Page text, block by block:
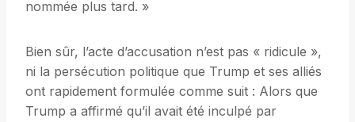
nommée plus tard. »
Bien sûr, l’acte d’accusation n’est pas « ridicule »,
ni la persécution politique que Trump et ses alliés
ont rapidement formulée comme suit : Alors que
Trump a affirmé qu’il avait été inculpé par